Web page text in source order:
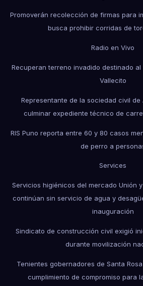
Promoverán recolección de firmas para
busca prohibir corridas de
Radio en Vivo
Recuperan terreno invadido destinado
Vallecito
Representante de la sociedad civil de
culminar expediente técnico de
RIS Puno reporta entre 60 y 80 casos
de perro a
Services
Servicios higiénicos del mercado Unión
continúan sin servicio de agua y
inauguración
Sindicato de construcción civil exigió
durante movilización
Tenientes gobernadores de Santa
cumplimiento de compromiso para